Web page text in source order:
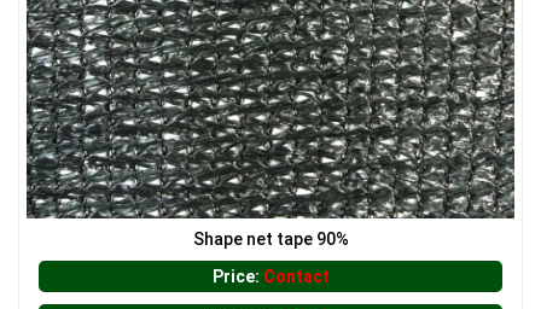
Shape net tape 90%
Price: Contact